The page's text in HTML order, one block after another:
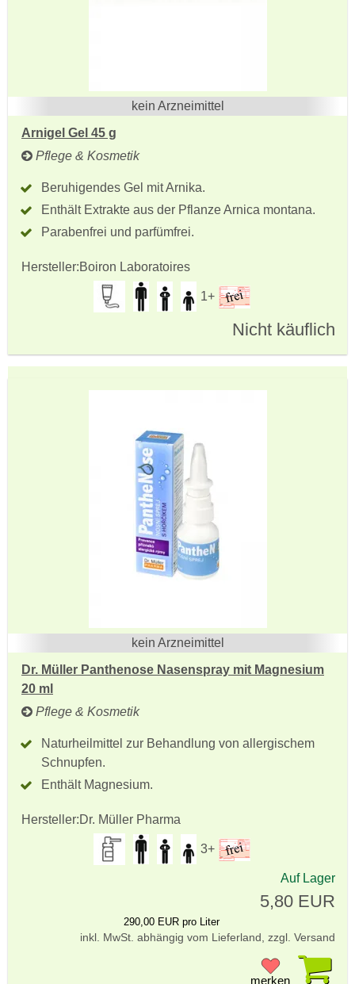
kein Arzneimittel
Arnigel Gel 45 g
Pflege & Kosmetik
Beruhigendes Gel mit Arnika.
Enthält Extrakte aus der Pflanze Arnica montana.
Parabenfrei und parfümfrei.
Hersteller:Boiron Laboratoires
1+
Nicht käuflich
kein Arzneimittel
Dr. Müller Panthenose Nasenspray mit Magnesium
20 ml
Pflege & Kosmetik
Naturheilmittel zur Behandlung von allergischem
Schnupfen.
Enthält Magnesium.
Hersteller:Dr. Müller Pharma
3+
Auf Lager
5,80 EUR
290,00 EUR pro Liter
inkl. MwSt. abhängig vom Lieferland, zzgl. Versand
merken